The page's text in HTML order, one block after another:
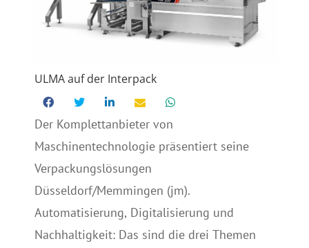
ULMA auf der Interpack
Der Komplettanbieter von
Maschinentechnologie präsentiert seine
Verpackungslösungen
Düsseldorf/Memmingen (jm).
Automatisierung, Digitalisierung und
Nachhaltigkeit: Das sind die drei Themen